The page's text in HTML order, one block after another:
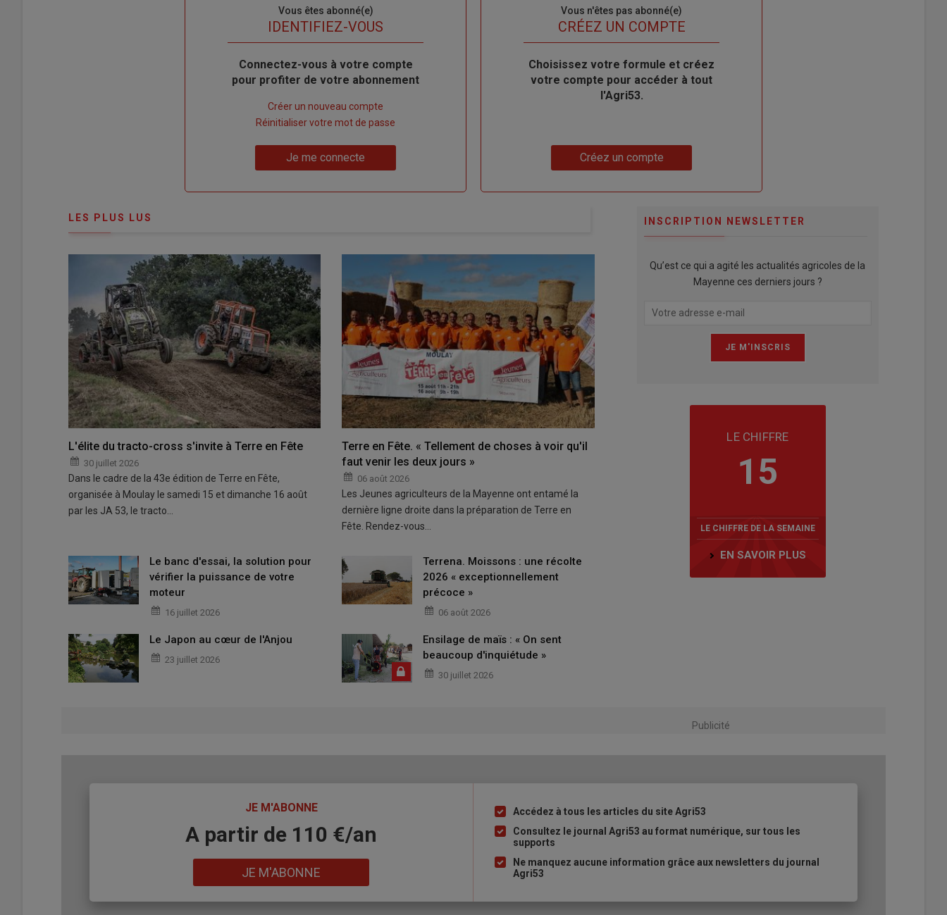
Vous êtes abonné(e)
IDENTIFIEZ-VOUS
Body
Connectez-vous à votre compte
pour profiter de votre abonnement
compte"
Créer un nouveau compte
Réinitialiser votre mot de passe
Je me connecte
Vous n'êtes pas abonné(e)
TITRECRÉEZ UN COMPTE
Body
Choisissez votre formule et créez
votre compte pour accéder à tout
l'Agri53.
Créez un compte
LES PLUS LUS
L'élite du tracto-cross s'invite à Terre en Fête
30 juillet 2026
Dans le cadre de la 43e édition de Terre en Fête,
organisée à Moulay le samedi 15 et dimanche 16 août
par les JA 53, le tracto…
Terre en Fête. « Tellement de choses à voir qu'il
faut venir les deux jours »
06 août 2026
Les Jeunes agriculteurs de la Mayenne ont entamé la
dernière ligne droite dans la préparation de Terre en
Fête. Rendez-vous…
Le banc d'essai, la solution pour
vérifier la puissance de votre
moteur
16 juillet 2026
Terrena. Moissons : une récolte
2026 « exceptionnellement
précoce »
06 août 2026
Le Japon au cœur de l'Anjou
23 juillet 2026
Ensilage de maïs : « On sent
beaucoup d'inquiétude »
30 juillet 2026
INSCRIPTION NEWSLETTER
Qu’est ce qui a agité les actualités agricoles de la
Mayenne ces derniers jours ?
LE CHIFFRE
15
LE CHIFFRE DE LA SEMAINE
EN SAVOIR PLUS
Publicité
JE M'ABONNE
A partir de 110 €/an
JE M'ABONNE
Liste
à
puce
Accédez à tous les articles du site Agri53
Consultez le journal Agri53 au format numérique, sur tous les
supports
Ne manquez aucune information grâce aux newsletters du journal
Agri53